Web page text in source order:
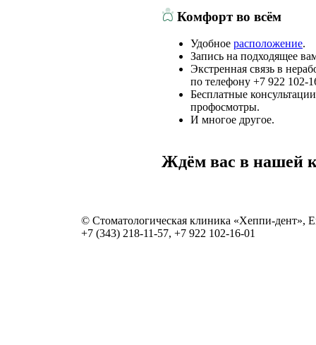
Комфорт во всём
Удобное расположение.
Запись на подходящее
Экстренная связь в
по телефону +7 922 102-
Бесплатные
профосмотры.
И многое другое.
Ждём вас в нашей
© Стоматологическая клиника «Хеппи-дент»,
+7 (343) 218-11-57, +7 922 102-16-01